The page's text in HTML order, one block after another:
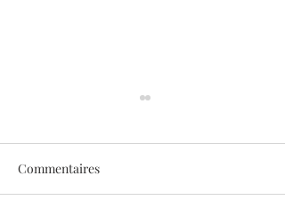
London calling
Commentaires